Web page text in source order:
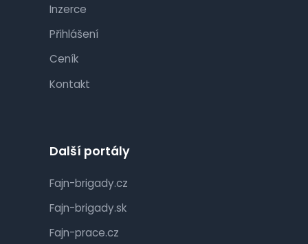
Inzerce
Přihlášení
Ceník
Kontakt
Další portály
Fajn-brigady.cz
Fajn-brigady.sk
Fajn-prace.cz